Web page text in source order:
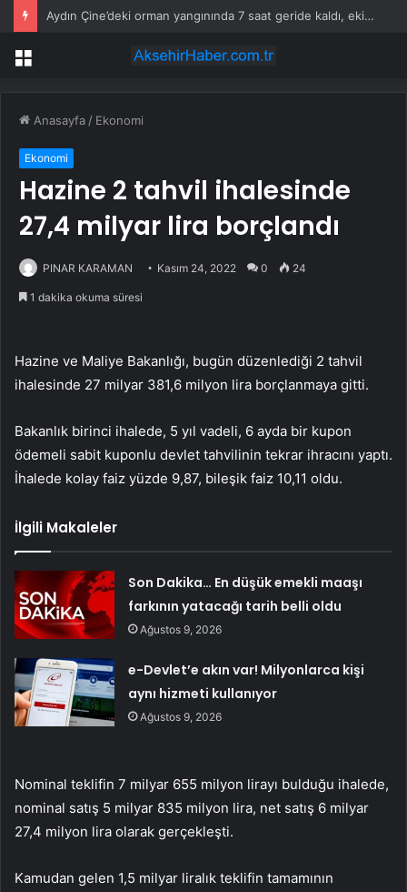
Aydın Çine’deki orman yangınında 7 saat geride kaldı, ekiplerin müdahalesi sürüyor
Menü
Anasayfa / Ekonomi
Ekonomi
Hazine 2 tahvil ihalesinde
27,4 milyar lira borçlandı
PINAR KARAMAN Kasım 24, 2022 0 24
1 dakika okuma süresi
Hazine ve Maliye Bakanlığı, bugün düzenlediği 2 tahvil
ihalesinde 27 milyar 381,6 milyon lira borçlanmaya gitti.
Bakanlık birinci ihalede, 5 yıl vadeli, 6 ayda bir kupon
ödemeli sabit kuponlu devlet tahvilinin tekrar ihracını yaptı.
İhalede kolay faiz yüzde 9,87, bileşik faiz 10,11 oldu.
İlgili Makaleler
Son Dakika… En düşük emekli maaşı
farkının yatacağı tarih belli oldu
Ağustos 9, 2026
e-Devlet’e akın var! Milyonlarca kişi
aynı hizmeti kullanıyor
Ağustos 9, 2026
Nominal teklifin 7 milyar 655 milyon lirayı bulduğu ihalede,
nominal satış 5 milyar 835 milyon lira, net satış 6 milyar
27,4 milyon lira olarak gerçekleşti.
Kamudan gelen 1,5 milyar liralık teklifin tamamının